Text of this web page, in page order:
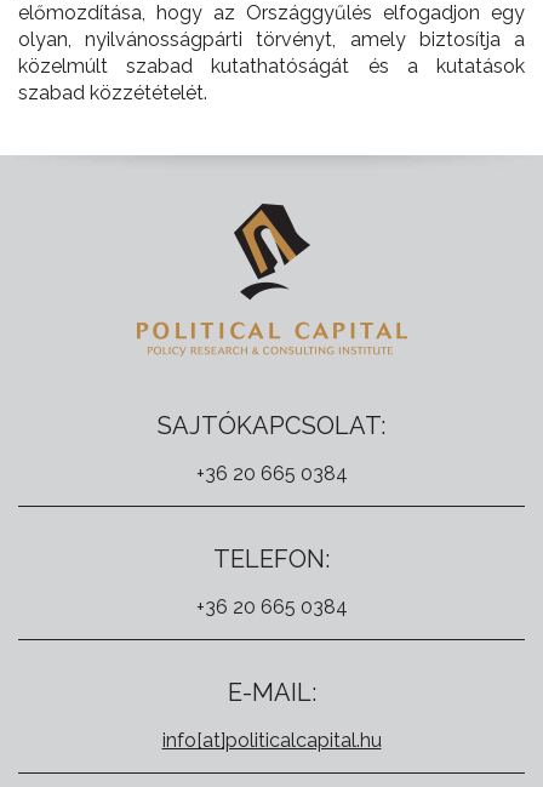
előmozdítása, hogy az Országgyűlés elfogadjon egy
olyan, nyilvánosságpárti törvényt, amely biztosítja a
közelmúlt szabad kutathatóságát és a kutatások
szabad közzétételét.
SAJTÓKAPCSOLAT:
+36 20 665 0384
TELEFON:
+36 20 665 0384
E-MAIL:
info[at]politicalcapital.hu